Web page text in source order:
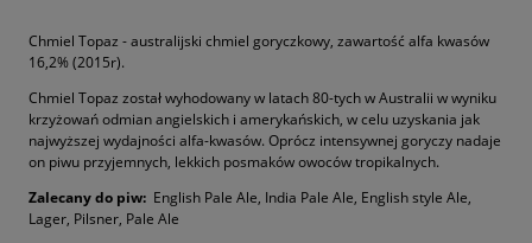
Chmiel Topaz - australijski chmiel goryczkowy, zawartość alfa kwasów
16,2% (2015r).
Chmiel Topaz został wyhodowany w latach 80-tych w Australii w wyniku
krzyżowań odmian angielskich i amerykańskich, w celu uzyskania jak
najwyższej wydajności alfa-kwasów. Oprócz intensywnej goryczy nadaje
on piwu przyjemnych, lekkich posmaków owoców tropikalnych.
Zalecany do piw: English Pale Ale, India Pale Ale, English style Ale,
Lager, Pilsner, Pale Ale